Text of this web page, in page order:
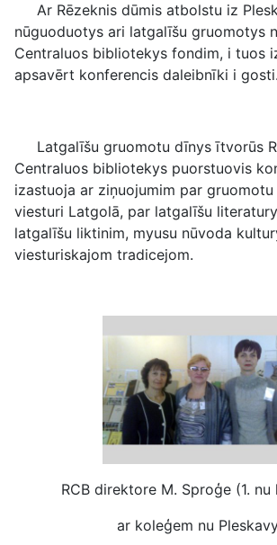
Ar Rēzeknis dūmis atbolstu iz
nūguoduotys ari latgalīšu gruomotys
Centraluos bibliotekys fondim, i tuos
apsavērt konferencis daleibnīki i gosti.
Latgalīšu gruomotu dīnys ītvorūs
Centraluos bibliotekys puorstuovis
izastuoja ar ziņuojumim par
viesturi Latgolā, par latgalīšu
latgalīšu liktinim, myusu nūvoda
viesturiskajom tradicejom.
RCB direktore M. Sproģe (1. nu
ar koleģem nu